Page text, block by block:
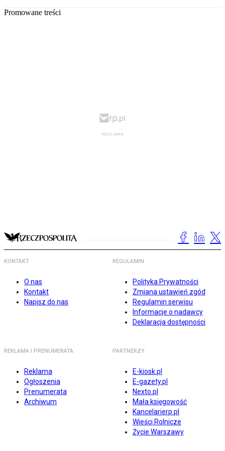
Promowane treści
KONTAKT
O nas
Kontakt
Napisz do nas
REGULAMIN
Polityka Prywatności
Zmiana ustawień zgód
Regulamin serwisu
Informacje o nadawcy
Deklaracja dostępności
REKLAMA I PRENUMERATA
Reklama
Ogłoszenia
Prenumerata
Archiwum
PARTNERZY
E-kiosk.pl
E-gazety.pl
Nexto.pl
Mała księgowość
Kancelarierp.pl
Wieści Rolnicze
Życie Warszawy